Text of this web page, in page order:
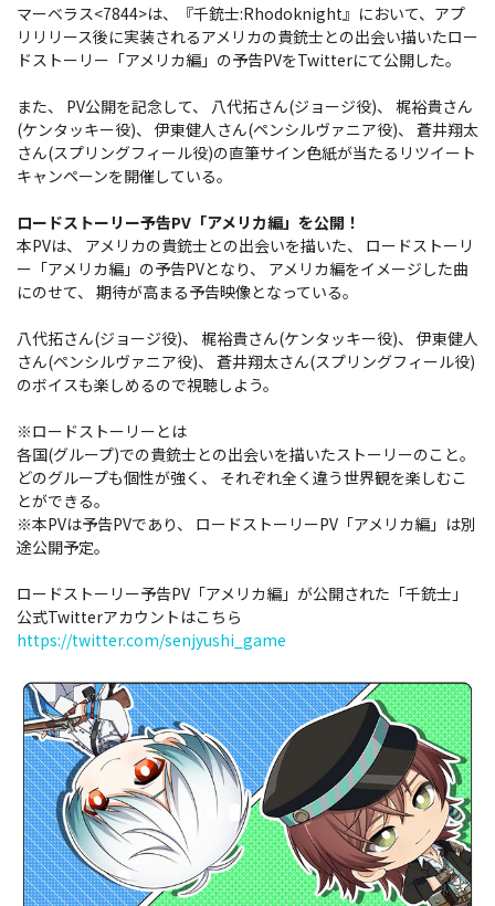
マーベラス<7844>は、『千銃士:Rhodoknight』において、アプ
リリリース後に実装されるアメリカの貴銃士との出会い描いたロー
ドストーリー「アメリカ編」の予告PVをTwitterにて公開した。
また、 PV公開を記念して、 八代拓さん(ジョージ役)、 梶裕貴さん
(ケンタッキー役)、 伊東健人さん(ペンシルヴァニア役)、 蒼井翔太
さん(スプリングフィール役)の直筆サイン色紙が当たるリツイート
キャンペーンを開催している。
ロードストーリー予告PV「アメリカ編」を公開！
本PVは、 アメリカの貴銃士との出会いを描いた、 ロードストーリ
ー「アメリカ編」の予告PVとなり、 アメリカ編をイメージした曲
にのせて、 期待が高まる予告映像となっている。
八代拓さん(ジョージ役)、 梶裕貴さん(ケンタッキー役)、 伊東健人
さん(ペンシルヴァニア役)、 蒼井翔太さん(スプリングフィール役)
のボイスも楽しめるので視聴しよう。
※ロードストーリーとは
各国(グループ)での貴銃士との出会いを描いたストーリーのこと。
どのグループも個性が強く、 それぞれ全く違う世界観を楽しむこ
とができる。
※本PVは予告PVであり、 ロードストーリーPV「アメリカ編」は別
途公開予定。
ロードストーリー予告PV「アメリカ編」が公開された「千銃士」
公式Twitterアカウントはこちら
https://twitter.com/senjyushi_game